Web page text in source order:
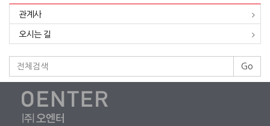
관계사
오시는 길
Go